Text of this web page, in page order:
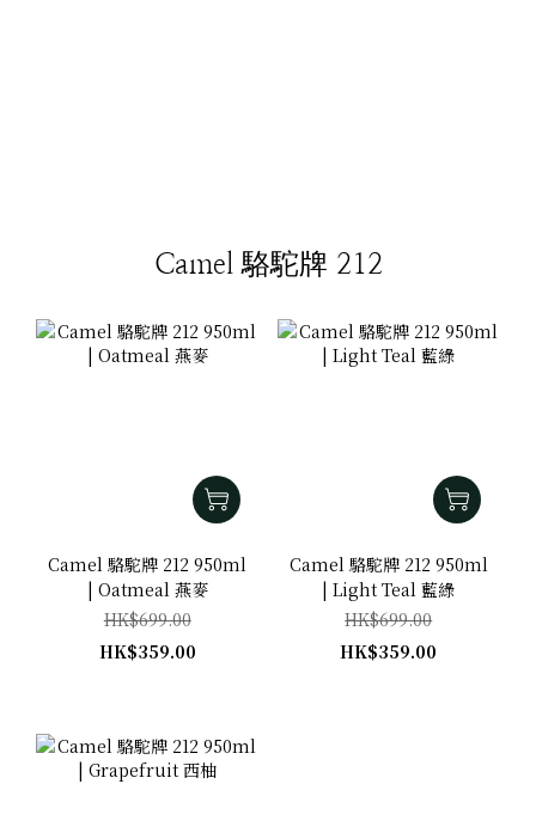
Camel 駱駝牌 212
Camel 駱駝牌 212 950ml
| Oatmeal 燕麥
HK$699.00
HK$359.00
Camel 駱駝牌 212 950ml
| Light Teal 藍綠
HK$699.00
HK$359.00